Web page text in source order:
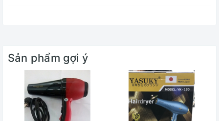
Sản phẩm gợi ý